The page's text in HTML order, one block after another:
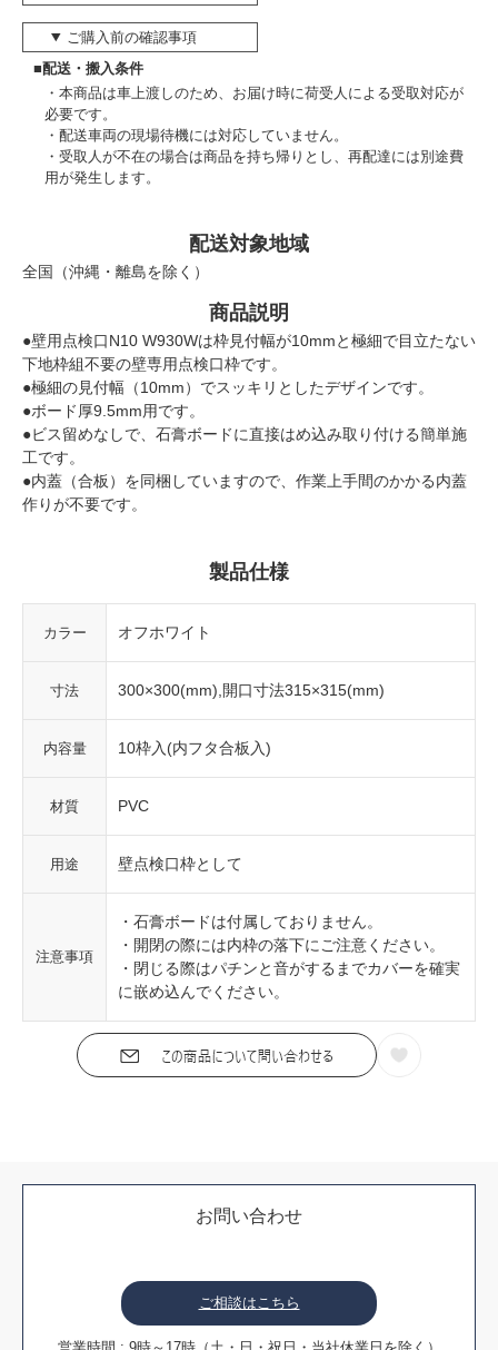
ご購入前の確認事項
■配送・搬入条件
本商品は車上渡しのため、お届け時に荷受人による受取対応が
必要です。
配送車両の現場待機には対応していません。
受取人が不在の場合は商品を持ち帰りとし、再配達には別途費
用が発生します。
配送対象地域
全国（沖縄・離島を除く）
商品説明
●壁用点検口N10 W930Wは枠見付幅が10mmと極細で目立たない
下地枠組不要の壁専用点検口枠です。
●極細の見付幅（10mm）でスッキリとしたデザインです。
●ボード厚9.5mm用です。
●ビス留めなしで、石膏ボードに直接はめ込み取り付ける簡単施
工です。
●内蓋（合板）を同梱していますので、作業上手間のかかる内蓋
作りが不要です。
製品仕様
カラー オフホワイト
寸法 300×300(mm),開口寸法315×315(mm)
内容量 10枠入(内フタ合板入)
材質 PVC
用途 壁点検口枠として
注意事項
・石膏ボードは付属しておりません。
・開閉の際には内枠の落下にご注意ください。
・閉じる際はパチンと音がするまでカバーを確実
に嵌め込んでください。
お問い合わせ
ご相談はこちら